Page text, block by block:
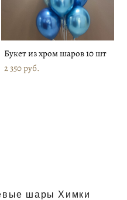
Букет из хром шаров 10 шт
2 350 pуб.
шары Химки